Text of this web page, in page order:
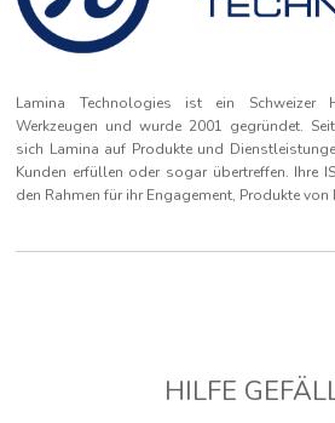
Lamina Technologies ist ein Schweizer
Werkzeugen und wurde 2001 gegründet.
sich Lamina auf Produkte und
Kunden erfüllen oder sogar übertreffen. Ihre
den Rahmen für ihr Engagement, Produkte
HILFE